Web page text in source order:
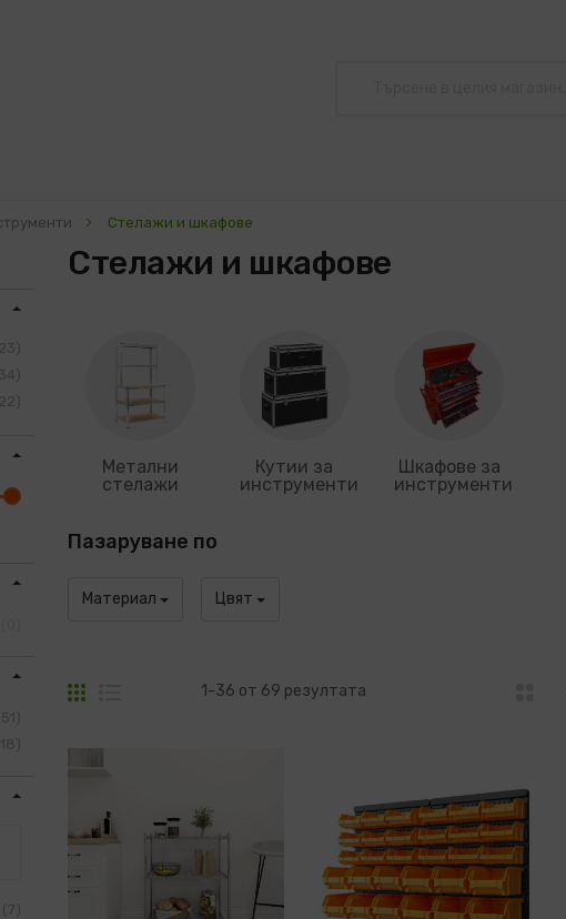
Стелажи и шкафове
Стелажи и шкафове
Метални
стелажи
Кутии за
инструменти
Шкафове за
инструменти
Пазаруване по
Материал Цвят
Решетка 1-36 от 69 резултата